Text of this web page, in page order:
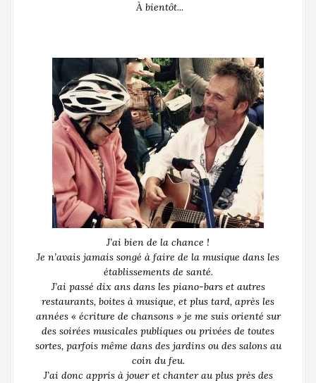
À bientôt...
J’ai bien de la chance !
Je n’avais jamais songé à faire de la musique dans les
établissements de santé.
J’ai passé dix ans dans les piano-bars et autres
restaurants, boites à musique, et plus tard, après les
années « écriture de chansons » je me suis orienté sur
des soirées musicales publiques ou privées de toutes
sortes, parfois même dans des jardins ou des salons au
coin du feu.
J’ai donc appris à jouer et chanter au plus près des